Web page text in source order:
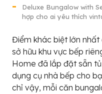
Deluxe Bungalow with
hợp cho ai yêu thích
Điểm khác biệt lớn nhất
sở hữu khu vực bếp
Home đã lắp đặt sẵn
dụng cụ nhà bếp cho
chỉ vậy, mỗi căn